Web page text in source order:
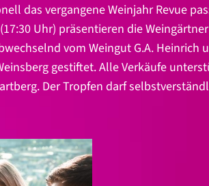
das vergangene Weinjahr Revue
Uhr) präsentieren die
vom Weingut G.A. Heinrich
gestiftet. Alle Verkäufe
Der Tropfen darf